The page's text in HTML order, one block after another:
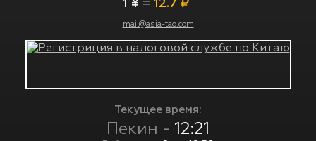
1 ¥ = 12.7 ₽
mail@asia-tao.com
Текущее время:
Пекин - 12:21